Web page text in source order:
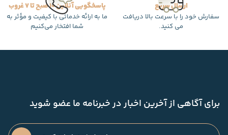
ارسال سریع
سفارش خود را با سرعت بالا دریافت
می کنید.
پاسخگویی آنلاین 10 صبح تا 7 غروب
ما به ارائه خدماتی با کیفیت و مؤثر به
شما افتخار می‌کنیم
برای آگاهی از آخرین اخبار در خبرنامه ما عضو شوید